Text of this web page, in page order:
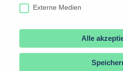
Externe Medien
Alle